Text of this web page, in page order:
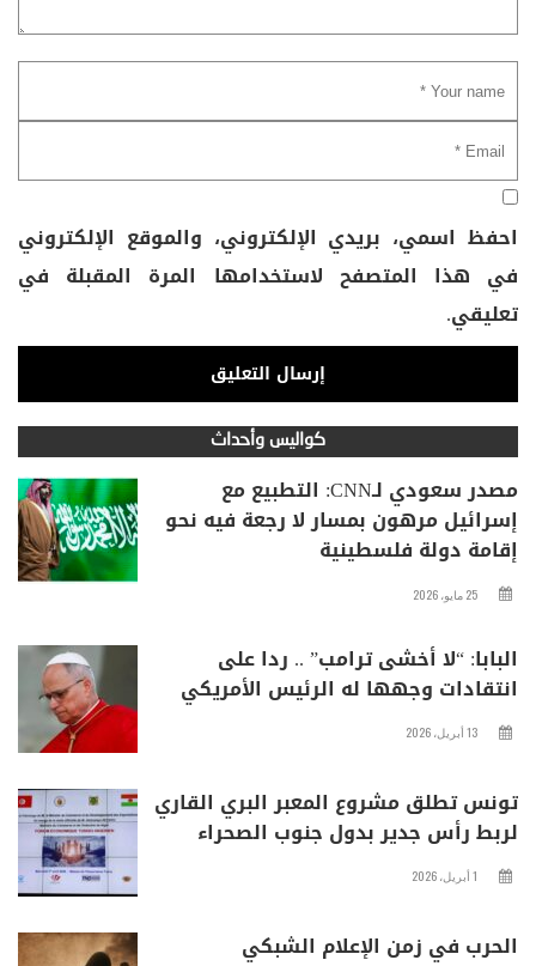
احفظ اسمي، بريدي الإلكتروني، والموقع الإلكتروني
في هذا المتصفح لاستخدامها المرة المقبلة في
تعليقي.
كواليس وأحداث
مصدر سعودي لـCNN: التطبيع مع
إسرائيل مرهون بمسار لا رجعة فيه نحو
إقامة دولة فلسطينية
25 مايو، 2026
البابا: “لا أخشى ترامب” .. ردا على
انتقادات وجهها له الرئيس الأمريكي
13 أبريل، 2026
تونس تطلق مشروع المعبر البري القاري
لربط رأس جدير بدول جنوب الصحراء
1 أبريل، 2026
الحرب في زمن الإعلام الشبكي